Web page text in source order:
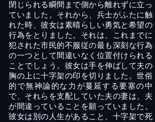
閉じられる瞬間まで側から離れずに立っ
ていました。それから、兵士がふたに触
れた時、彼女は素晴らしい勇気と希望の
行為をとりました。それは、これまでに
犯された市民的不服従の最も深刻な行為
の一つとして間違いなく位置付けられる
ことでしょう。彼女は手を伸ばして夫の
胸の上に十字架の印を切りました。世俗
的で無神論的な力が蔓延する要塞の中
で、それらを支配していた夫の妻は、夫
が間違っていることを願っていました。
彼女は別の人生があること、十字架で死